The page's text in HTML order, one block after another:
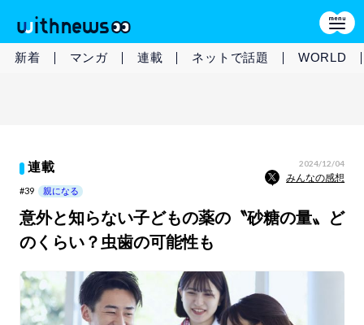
新着 マンガ 連載 ネットで話題 WORLD
連載 2024/12/04
みんなの感想
#39 親になる
意外と知らない子どもの薬の〝砂糖の量〟ど
のくらい？虫歯の可能性も